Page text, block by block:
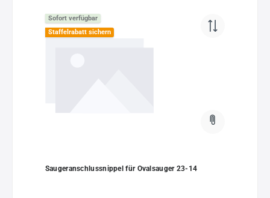
Sofort verfügbar
Staffelrabatt sichern
Saugeranschlussnippel für Ovalsauger 23-14